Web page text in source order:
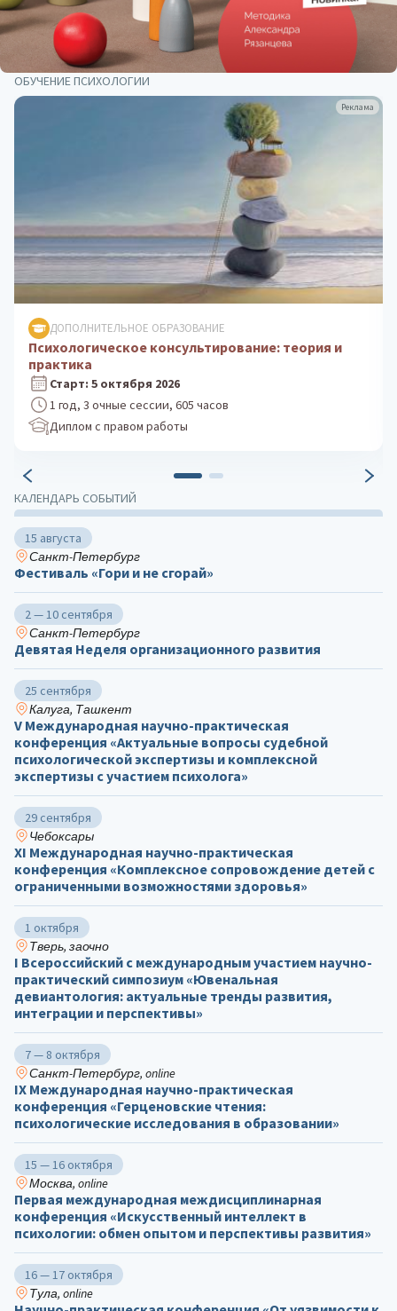
КАЛЕНДАРЬ СОБЫТИЙ
15 августа
Санкт-Петербург
Фестиваль «Гори и не сгорай»
2 — 10 сентября
Санкт-Петербург
Девятая Неделя организационного развития
25 сентября
Калуга, Ташкент
V Международная научно-практическая
конференция «Актуальные вопросы судебной
психологической экспертизы и комплексной
экспертизы с участием психолога»
29 сентября
Чебоксары
ХΙ Международная научно-практическая
конференция «Комплексное сопровождение детей с
ограниченными возможностями здоровья»
1 октября
Тверь, заочно
I Всероссийский с международным участием научно-
практический симпозиум «Ювенальная
девиантология: актуальные тренды развития,
интеграции и перспективы»
7 — 8 октября
Санкт-Петербург, online
IX Международная научно-практическая
конференция «Герценовские чтения:
психологические исследования в образовании»
15 — 16 октября
Москва, online
Первая международная междисциплинарная
конференция «Искусственный интеллект в
психологии: обмен опытом и перспективы развития»
16 — 17 октября
Тула, online
ОБУЧЕНИЕ ПСИХОЛОГИИ
Реклама
ДОПОЛНИТЕЛЬНОЕ ОБРАЗОВАНИЕ
Клиническая психология: практика
психологического консультирования
Старт: 24 августа 2026
1 год, 3 очные сессии, 605 часов
Диплом с правом работы